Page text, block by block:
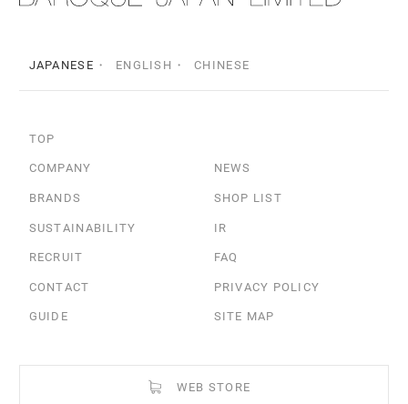
JAPANESE ENGLISH CHINESE
TOP
COMPANY NEWS
BRANDS SHOP LIST
SUSTAINABILITY IR
RECRUIT FAQ
CONTACT PRIVACY POLICY
GUIDE SITE MAP
WEB STORE